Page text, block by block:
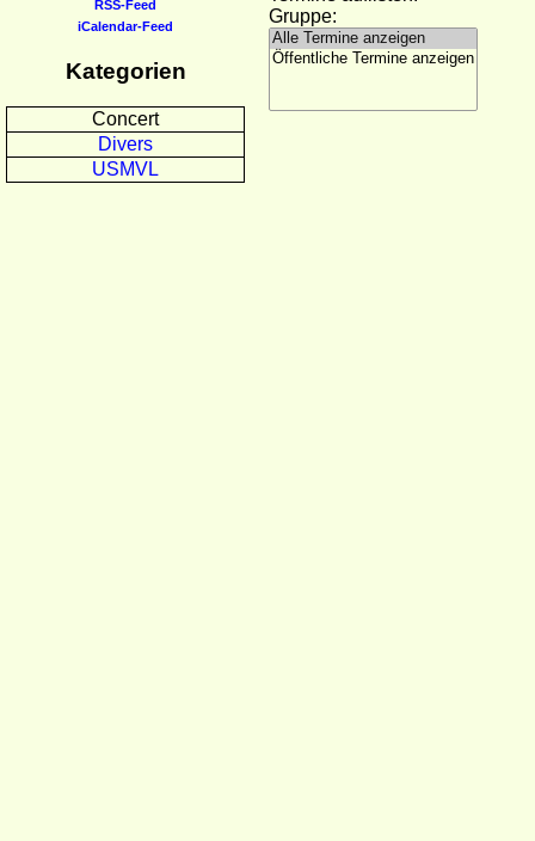
RSS-Feed
iCalendar-Feed
Kategorien
Concert
Divers
USMVL
Gruppe: